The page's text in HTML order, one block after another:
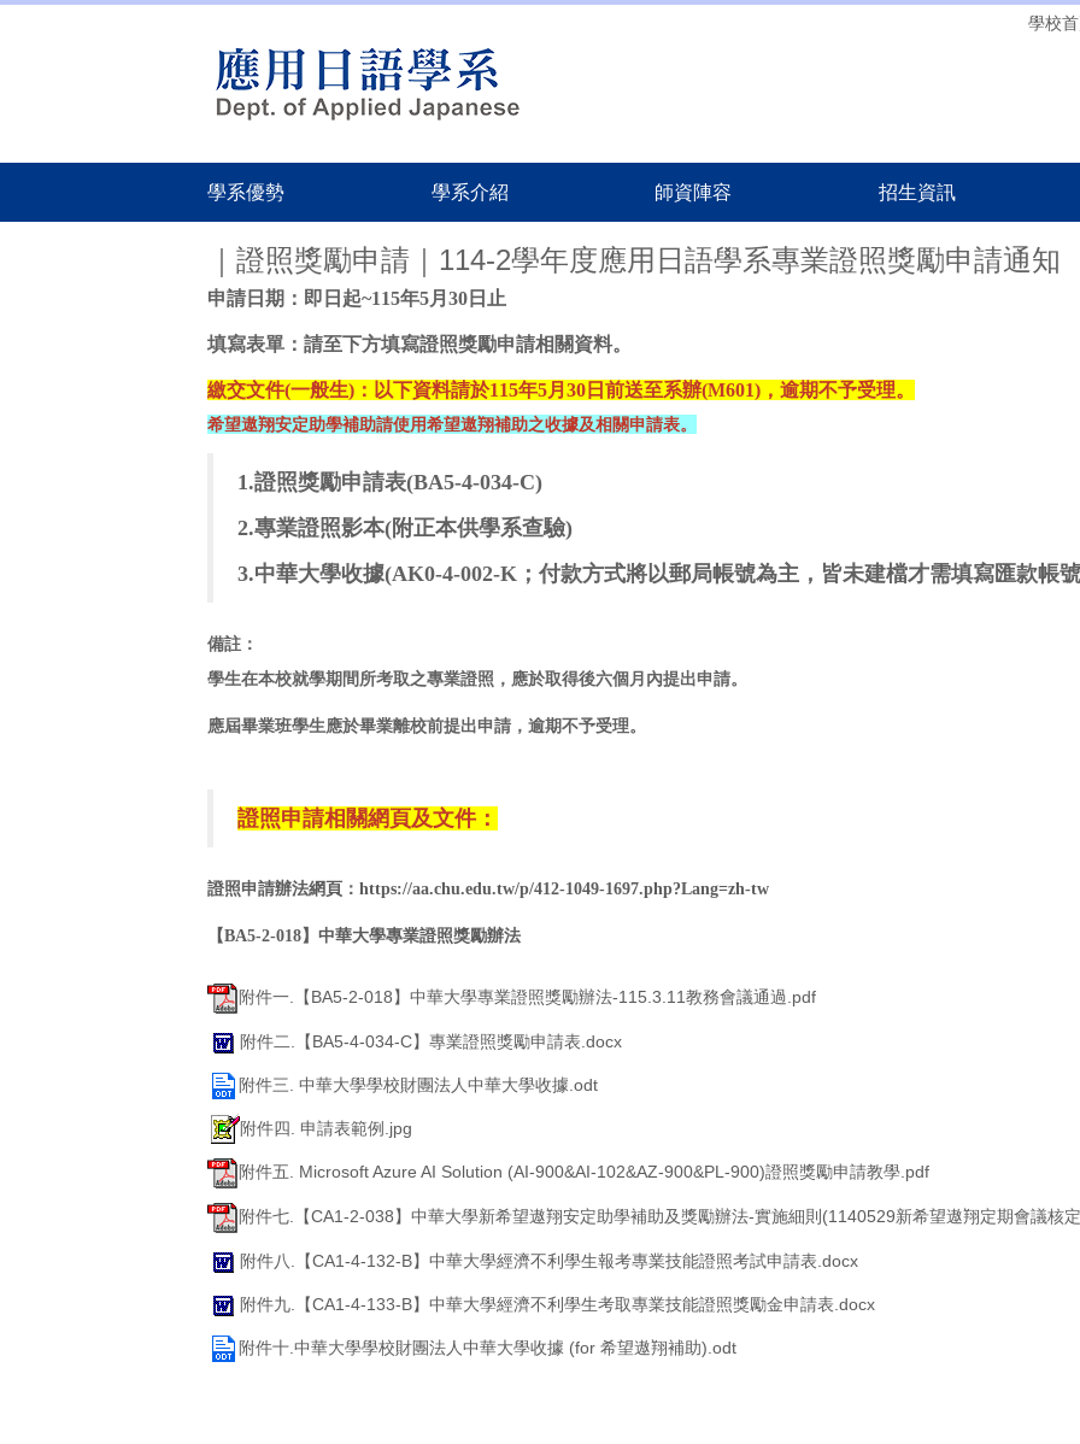
學校
學系優勢 學系介紹 師資陣容 招生資訊
｜證照獎勵申請｜114-2學年度應用日語學系專業證照獎勵申請通知
申請日期：即日起~115年5月30日止
填寫表單：請至下方填寫證照獎勵申請相關資料。
繳交文件(一般生)：以下資料請於115年5月30日前送至系辦(M601) ， 逾期不予受理。
希望遨翔安定助學補助請使用希望遨翔補助之收據及相關申請表。
1.證照獎勵申請表(BA5-4-034-C)
2.專業證照影本(附正本供學系查驗)
3.中華大學收據(AK0-4-002-K；付款方式將以郵局帳號為主，皆未建檔才需填寫匯款帳
備註：
學生在本校就學期間所考取之專業證照，應於取得後六個月內提出申請。
應屆畢業班學生應於畢業離校前提出申請，逾期不予受理。
證照申請相關網頁及文件：
證照申請辦法網頁 ： https://aa.chu.edu.tw/p/412-1049-1697.php?Lang=zh-tw
【BA5-2-018】中華大學專業證照獎勵辦法
附件一.【BA5-2-018】中華大學專業證照獎勵辦法-115.3.11教務會議通過.pdf
附件二.【BA5-4-034-C】專業證照獎勵申請表.docx
附件三. 中華大學學校財團法人中華大學收據.odt
附件四. 申請表範例.jpg
附件五. Microsoft Azure AI Solution (AI-900&AI-102&AZ-900&PL-900)證照獎勵申請教學.pdf
附件七.【CA1-2-038】中華大學新希望遨翔安定助學補助及獎勵辦法-實施細則(1140529新希望遨翔定期會議核
附件八.【CA1-4-132-B】中華大學經濟不利學生報考專業技能證照考試申請表.docx
附件九.【CA1-4-133-B】中華大學經濟不利學生考取專業技能證照獎勵金申請表.docx
附件十.中華大學學校財團法人中華大學收據 (for 希望遨翔補助).odt